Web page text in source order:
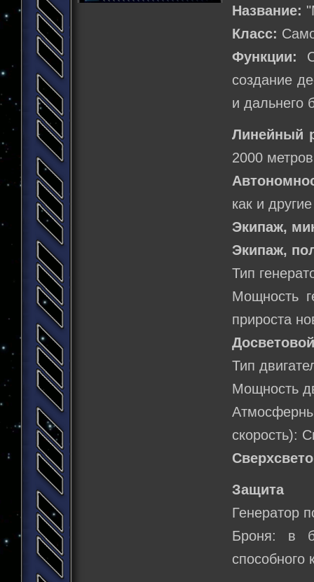
Название:
Класс:
Функции:
создание
и дальнего
Линейный
2000
как и
Экипаж,
Экипаж,
Тип
Мощность
прироста
Тип
Мощность
скорость):
Защита
Генератор
Броня: в
способного